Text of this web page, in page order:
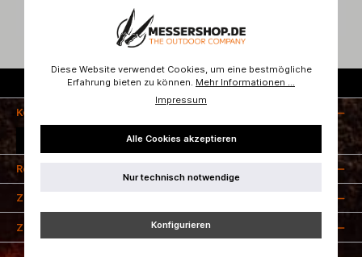
Kostenloser Versand ab 50 Euro
Kontakt
Rechtliches
Zahlungsarten
Zertifizierung
Diese Website verwendet Cookies, um eine bestmögliche
Erfahrung bieten zu können. Mehr Informationen ...
Impressum
Alle Cookies akzeptieren
Nur technisch notwendige
Konfigurieren